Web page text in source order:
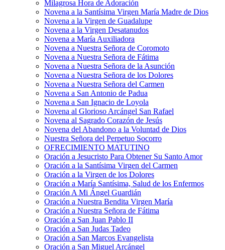
Milagrosa Hora de Adoración
Novena a la Santísima Virgen María Madre de Dios
Novena a la Virgen de Guadalupe
Novena a la Virgen Desatanudos
Novena a María Auxiliadora
Novena a Nuestra Señora de Coromoto
Novena a Nuestra Señora de Fátima
Novena a Nuestra Señora de la Asunción
Novena a Nuestra Señora de los Dolores
Novena a Nuestra Señora del Carmen
Novena a San Antonio de Padua
Novena a San Ignacio de Loyola
Novena al Glorioso Arcángel San Rafael
Novena al Sagrado Corazón de Jesús
Novena del Abandono a la Voluntad de Dios
Nuestra Señora del Perpetuo Socorro
OFRECIMIENTO MATUTINO
Oración a Jesucristo Para Obtener Su Santo Amor
Oración a la Santísima Virgen del Carmen
Oración a la Virgen de los Dolores
Oración a María Santísima, Salud de los Enfermos
Oración A Mi Ángel Guardián
Oración a Nuestra Bendita Virgen María
Oración a Nuestra Señora de Fátima
Oración a San Juan Pablo II
Oración a San Judas Tadeo
Oración a San Marcos Evangelista
Oración a San Miguel Arcángel